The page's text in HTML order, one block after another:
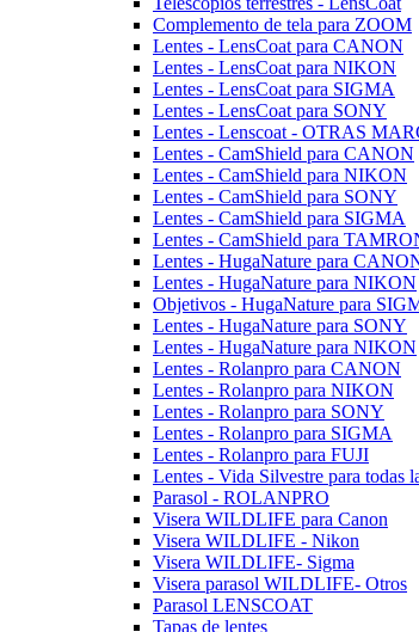
Complemento de tela para ZOOM
Lentes - LensCoat para CANON
Lentes - LensCoat para NIKON
Lentes - LensCoat para SIGMA
Lentes - LensCoat para SONY
Lentes - Lenscoat - OTRAS
Lentes - CamShield para CANON
Lentes - CamShield para NIKON
Lentes - CamShield para SONY
Lentes - CamShield para SIGMA
Lentes - CamShield para
Lentes - HugaNature para
Lentes - HugaNature para NIKON
Objetivos - HugaNature para
Lentes - HugaNature para SONY
Lentes - HugaNature para NIKON
Lentes - Rolanpro para CANON
Lentes - Rolanpro para NIKON
Lentes - Rolanpro para SONY
Lentes - Rolanpro para SIGMA
Lentes - Rolanpro para FUJI
Lentes - Vida Silvestre para todas
Parasol - ROLANPRO
Visera WILDLIFE para Canon
Visera WILDLIFE - Nikon
Visera WILDLIFE- Sigma
Visera parasol WILDLIFE- Otros
Parasol LENSCOAT
Tapas de lentes